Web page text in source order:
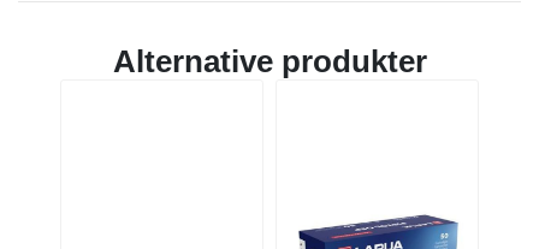
Alternative produkter